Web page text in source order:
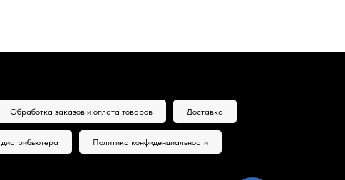
Обработка заказов и оплата товаров Доставка
Политика конфиденциальности